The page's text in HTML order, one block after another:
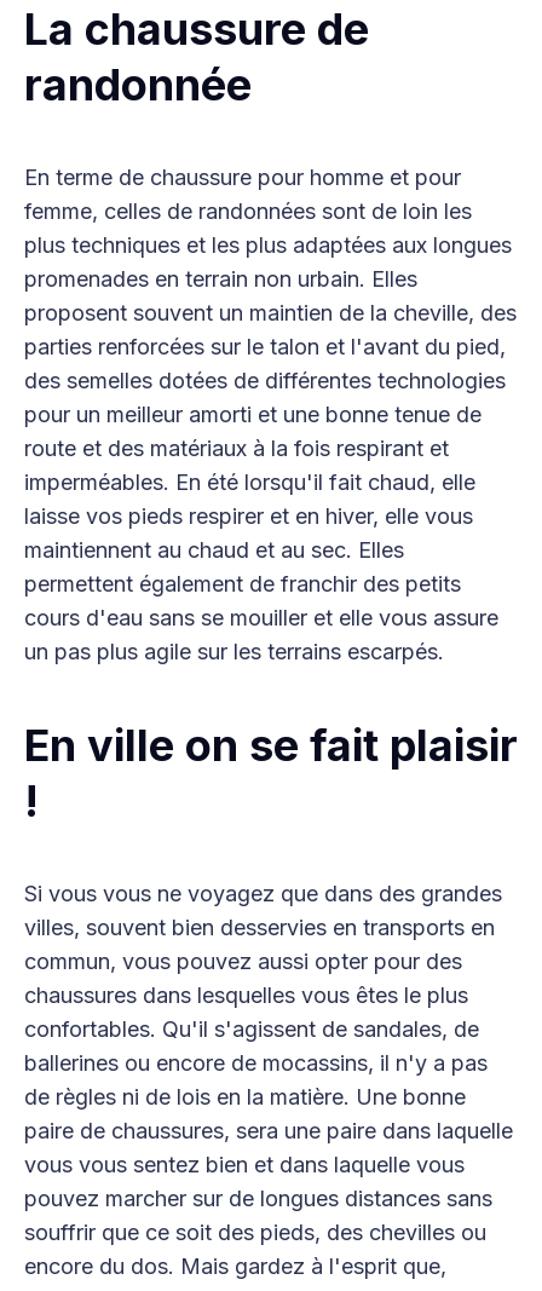
La chaussure de
randonnée
En terme de chaussure pour homme et pour
femme, celles de randonnées sont de loin les
plus techniques et les plus adaptées aux longues
promenades en terrain non urbain. Elles
proposent souvent un maintien de la cheville, des
parties renforcées sur le talon et l'avant du pied,
des semelles dotées de différentes technologies
pour un meilleur amorti et une bonne tenue de
route et des matériaux à la fois respirant et
imperméables. En été lorsqu'il fait chaud, elle
laisse vos pieds respirer et en hiver, elle vous
maintiennent au chaud et au sec. Elles
permettent également de franchir des petits
cours d'eau sans se mouiller et elle vous assure
un pas plus agile sur les terrains escarpés.
En ville on se fait plaisir
!
Si vous vous ne voyagez que dans des grandes
villes, souvent bien desservies en transports en
commun, vous pouvez aussi opter pour des
chaussures dans lesquelles vous êtes le plus
confortables. Qu'il s'agissent de sandales, de
ballerines ou encore de mocassins, il n'y a pas
de règles ni de lois en la matière. Une bonne
paire de chaussures, sera une paire dans laquelle
vous vous sentez bien et dans laquelle vous
pouvez marcher sur de longues distances sans
souffrir que ce soit des pieds, des chevilles ou
encore du dos. Mais gardez à l'esprit que,